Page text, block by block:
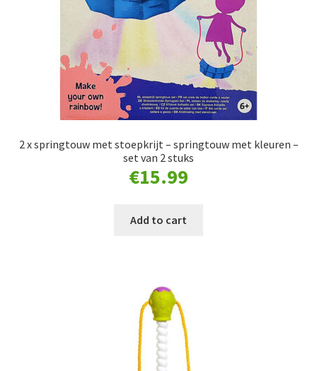
2 x springtouw met stoepkrijt – springtouw met kleuren –
set van 2 stuks
€15.99
Add to cart